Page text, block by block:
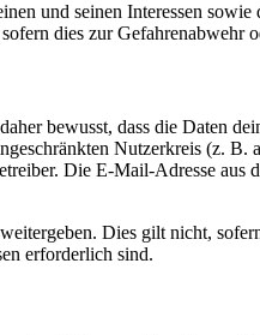
und seinen Interessen
dies zur
bewusst, dass die Daten
Nutzerkreis (z.
Die E-Mail-Adresse
Dies gilt nicht,
erforderlich sind.